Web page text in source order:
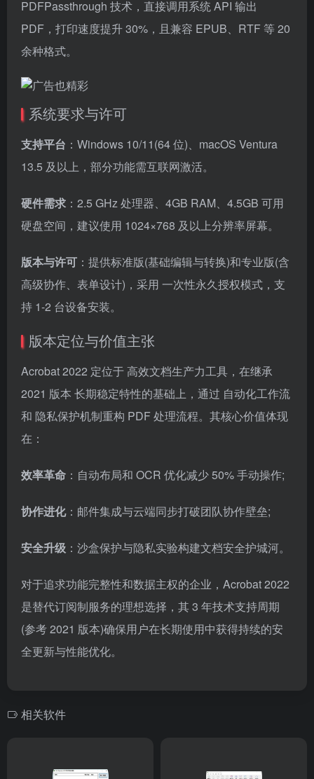
PDFPassthrough 技术，直接调用系统 API 输出
PDF，打印速度提升 30%，且兼容 EPUB、RTF 等 20
余种格式。
系统要求与许可
支持平台 ：Windows 10/11(64 位)、macOS Ventura
13.5 及以上，部分功能需互联网激活。
硬件需求 ：2.5 GHz 处理器、4GB RAM、4.5GB 可用
硬盘空间，建议使用 1024×768 及以上分辨率屏幕。
版本与许可 ：提供标准版(基础编辑与转换)和专业版(含
高级协作、表单设计)，采用 一次性永久授权模式，支
持 1-2 台设备安装。
版本定位与价值主张
Acrobat 2022 定位于 高效文档生产力工具，在继承
2021 版本 长期稳定特性的基础上，通过 自动化工作流
和 隐私保护机制重构 PDF 处理流程。其核心价值体现
在：
效率革命 ：自动布局和 OCR 优化减少 50% 手动操作;
协作进化：邮件集成与云端同步打破团队协作壁垒;
安全升级 ：沙盒保护与隐私实验构建文档安全护城河。
对于追求功能完整性和数据主权的企业，Acrobat 2022
是替代订阅制服务的理想选择，其 3 年技术支持周期
(参考 2021 版本)确保用户在长期使用中获得持续的安
全更新与性能优化。
相关软件